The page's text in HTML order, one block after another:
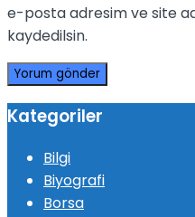
e-posta adresim ve site
kaydedilsin.
Kategoriler
Bilgi
Biyografi
Borsa